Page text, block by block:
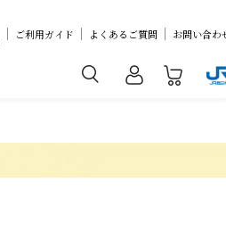
ご利用ガイド よくあるご質問 お問い合わ